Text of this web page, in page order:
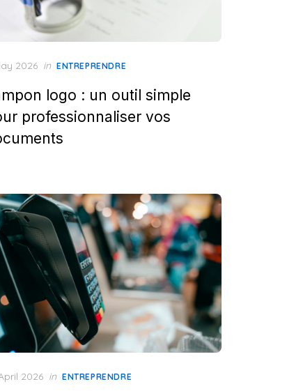
2026 in ENTREPRENDRE
logo : un outil simple
professionnaliser vos
2026 in ENTREPRENDRE